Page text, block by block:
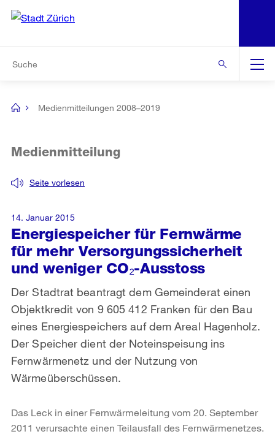
Navigation
[no
Medienmitteilungen 2008–2019
Energiespeicher für Fernwärme
für mehr Versorgungssicherheit
und weniger CO₂-Ausstoss
Seite vorlesen
Medienmitteilung
Der Stadtrat beantragt dem Gemeinderat einen
Objektkredit von 9 605 412 Franken für den Bau
eines Energiespeichers auf dem Areal Hagenholz.
Der Speicher dient der Noteinspeisung ins
Fernwärmenetz und der Nutzung von
Wärmeüberschüssen.
14. Januar 2015
Das Leck in einer Fernwärmeleitung vom 20. September
2011 verursachte einen Teilausfall des Fernwärmenetzes.